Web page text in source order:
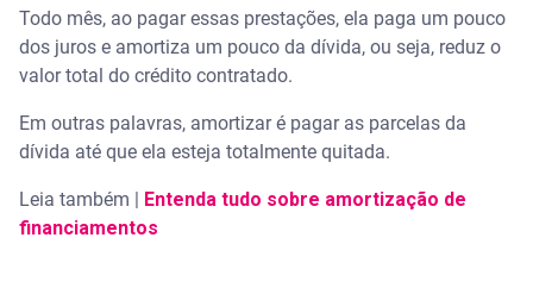
Todo mês, ao pagar essas prestações, ela paga um pouco
dos juros e amortiza um pouco da dívida, ou seja, reduz o
valor total do crédito contratado.
Em outras palavras, amortizar é pagar as parcelas da
dívida até que ela esteja totalmente quitada.
Leia também |
Entenda tudo sobre amortização de
financiamentos